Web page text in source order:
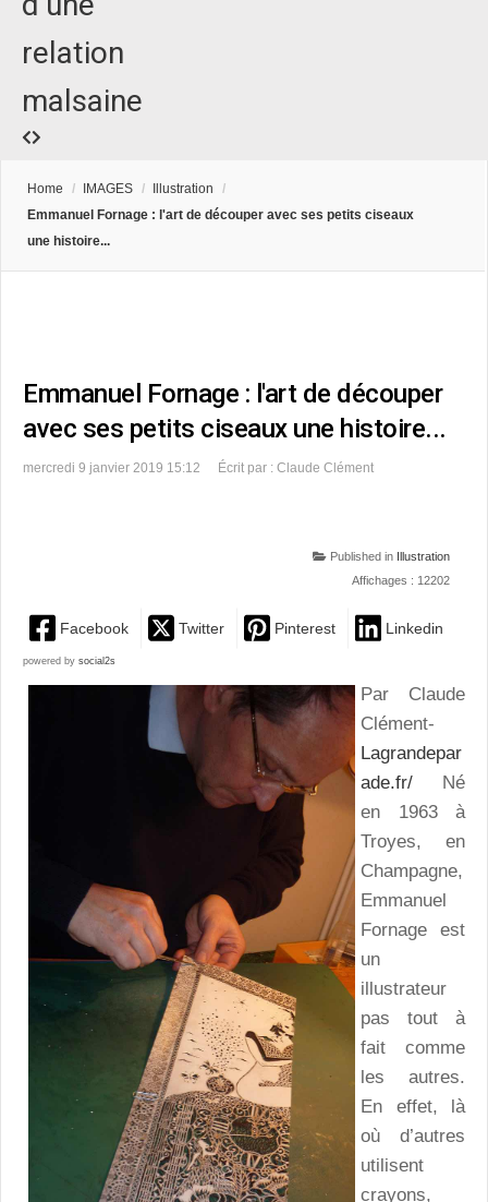
relation
malsaine
Home / IMAGES / Illustration
/
Emmanuel Fornage : l'art de découper avec ses petits ciseaux
une histoire...
Emmanuel Fornage : l'art de découper
avec ses petits ciseaux une histoire...
mercredi 9 janvier 2019 15:12 Écrit par : Claude Clément
Published in
Illustration
Affichages : 12202
Facebook Twitter Pinterest Linkedin
powered by social2s
Par Claude
Clément-
Lagrandepar
ade.fr/ Né
en 1963 à
Troyes, en
Champagne,
Emmanuel
Fornage est
un
illustrateur
pas tout à
fait comme
les autres.
En effet, là
où d’autres
utilisent
crayons,